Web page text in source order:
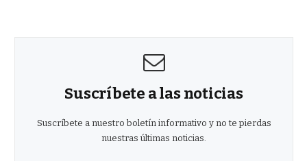
Suscríbete a las noticias
Suscríbete a nuestro boletín informativo y no te pierdas
nuestras últimas noticias.